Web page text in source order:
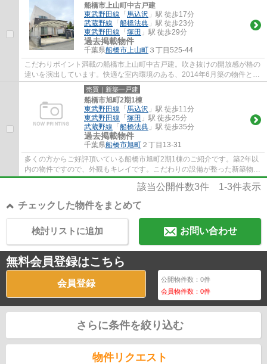
船橋市上山町中古戸建
東武野田線 「 馬込沢 」駅 徒歩17分
武蔵野線 「 船橋法典 」駅 徒歩23分
東武野田線 「 塚田 」駅 徒歩29分
過去掲載物件
千葉県船橋市上山町 ３丁目525-44
こだわりポイント満載の船橋市上山町中古戸建。吹き抜けの開放感が格の
違いを演出しています。快適な室内環境のある、2014年6月築の物件とな
ります。中古の戸建て物件は、経済的なメリ...
売買｜新築一戸建
船橋市旭町2期1棟
東武野田線 「 馬込沢 」駅 徒歩11分
東武野田線 「 塚田 」駅 徒歩25分
武蔵野線 「 船橋法典 」駅 徒歩35分
過去掲載物件
千葉県船橋市旭町 ２丁目13-31
多くの方からご好評頂いている船橋市旭町2期1棟のご紹介です。築2年以
内の物件ですので、外観もキレイです。こだわりの設備が整った新築物件
です。2023年7月築の物件です。船橋市の東...
該当公開件数3件 1-3件表示
チェックした物件をまとめて
お問い合わせ
検討リストに追加
無料会員登録はこちら
会員登録 公開物件数：0件
会員物件数：0件
さらに条件を絞り込む
物件リクエスト